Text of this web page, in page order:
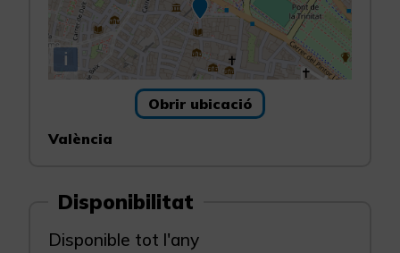
i
Obrir ubicació
València
Disponibilitat
Disponible tot l'any